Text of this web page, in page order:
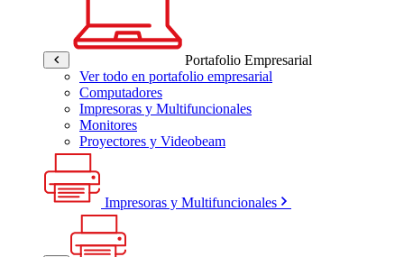
Portafolio Empresarial
Ver todo en portafolio empresarial
Computadores
Impresoras y Multifuncionales
Monitores
Proyectores y Videobeam
Impresoras y Multifuncionales